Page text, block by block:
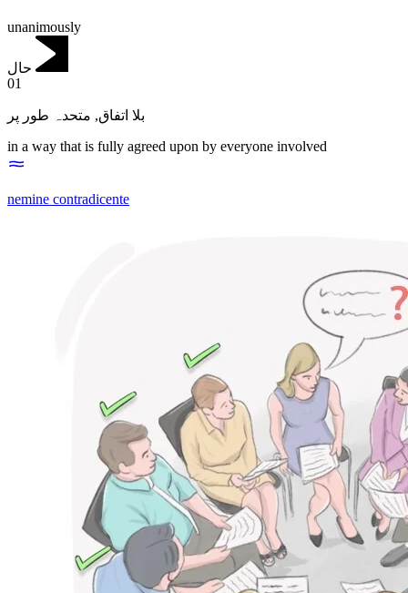
unanimously
حال
01
بلا اتفاق, متحدہ طور پر
in a way that is fully agreed upon by everyone involved
nemine contradicente